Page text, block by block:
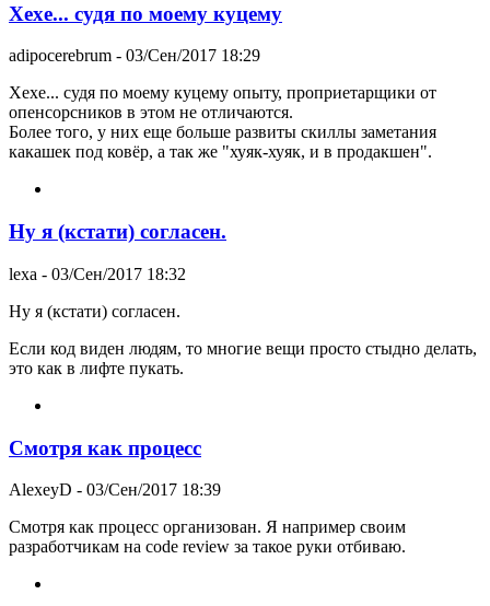
Хехе... судя по моему куцему
adipocerebrum - 03/Сен/2017 18:29
Хехе... судя по моему куцему опыту, проприетарщики от
опенсорсников в этом не отличаются.
Более того, у них еще больше развиты скиллы заметания
какашек под ковёр, а так же "хуяк-хуяк, и в продакшен".
Ну я (кстати) согласен.
lexa - 03/Сен/2017 18:32
Ну я (кстати) согласен.
Если код виден людям, то многие вещи просто стыдно делать,
это как в лифте пукать.
Смотря как процесс
AlexeyD - 03/Сен/2017 18:39
Смотря как процесс организован. Я например своим
разработчикам на code review за такое руки отбиваю.